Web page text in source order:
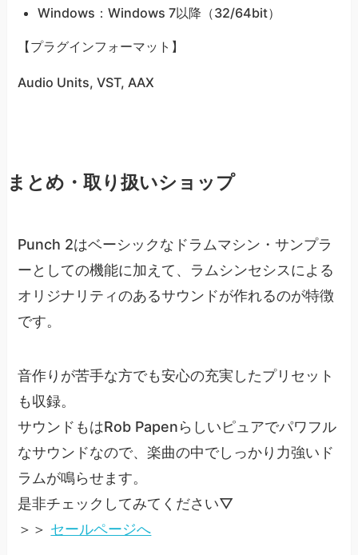
Windows：Windows 7以降（32/64bit）
【プラグインフォーマット】
Audio Units, VST, AAX
まとめ・取り扱いショップ
Punch 2はベーシックなドラムマシン・サンプラ
ーとしての機能に加えて、ラムシンセシスによる
オリジナリティのあるサウンドが作れるのが特徴
です。
音作りが苦手な方でも安心の充実したプリセット
も収録。
サウンドもはRob Papenらしいピュアでパワフル
なサウンドなので、楽曲の中でしっかり力強いド
ラムが鳴らせます。
是非チェックしてみてください▽
＞＞ セールページへ